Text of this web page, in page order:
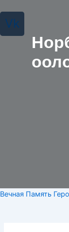
Vk
Вечная Память